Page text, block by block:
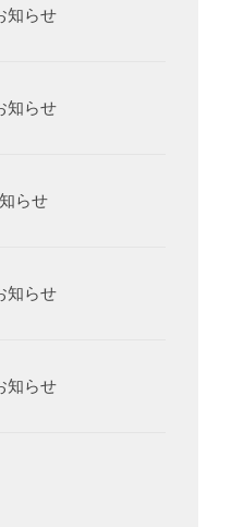
知らせ
知らせ
らせ
知らせ
知らせ